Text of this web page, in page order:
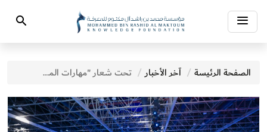
Toggle
navigation
Search
الصفحة الرئيسة آخر الأخبار تحت شعار "مهارات المستقبل واقتصاد الذكاء الاصطناعي" لطيفة بنت محمد تفتتح فعاليات "قمة المعرفة 2024" في دورتها التاسعة